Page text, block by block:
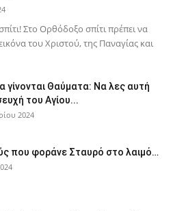
Στο Ορθόδοξο σπίτι πρέπει να
του Χριστού, της Παν­αγίας και
γίνονται Θαύματα: Να λες αυτή
του Αγίου...
2024
που φοράνε Σταυρό στο λαιμό…